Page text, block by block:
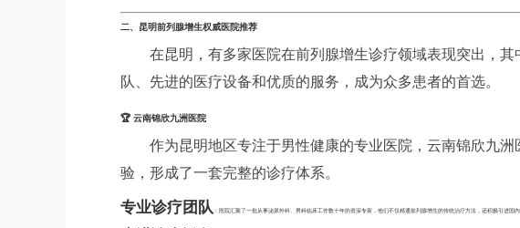
二、昆明前列腺增生权威医院推荐
在昆明，有多家医院在前列腺增生诊疗领域表现突出，其
队、先进的医疗设备和优质的服务，成为众多患者的首选。
🏆 云南锦欣九洲医院
作为昆明地区专注于男性健康的专业医院，云南锦欣九
验，形成了一套完整的诊疗体系。
专业诊疗团队 ：医院汇聚了一批从事泌尿外科、男科临床工作数十年的资深专家，他们不仅精通前列腺增生的传统治疗方法，还积极引进